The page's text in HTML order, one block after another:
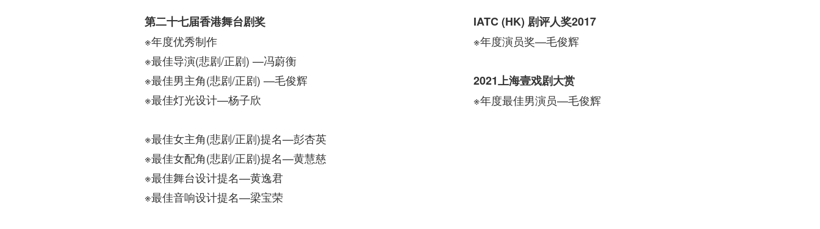
第二十七届香港舞台剧奖
※年度优秀制作
※最佳导演(悲剧/正剧) —冯蔚衡
※最佳男主角(悲剧/正剧) —毛俊辉
※最佳灯光设计—杨子欣
※最佳女主角(悲剧/正剧)提名—彭杏英
※最佳女配角(悲剧/正剧)提名—黄慧慈
※最佳舞台设计提名—黄逸君
※最佳音响设计提名—梁宝荣
IATC (HK) 剧评人奖2017
※年度演员奖—毛俊辉
2021上海壹戏剧大赏
※年度最佳男演员—毛俊辉